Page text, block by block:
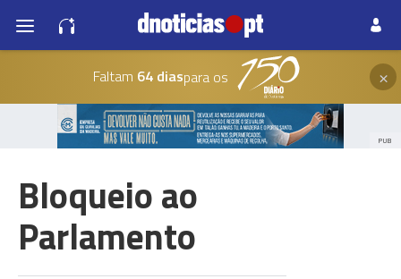
Faltam 64 diaspara os ×
PUB
Bloqueio ao
Parlamento